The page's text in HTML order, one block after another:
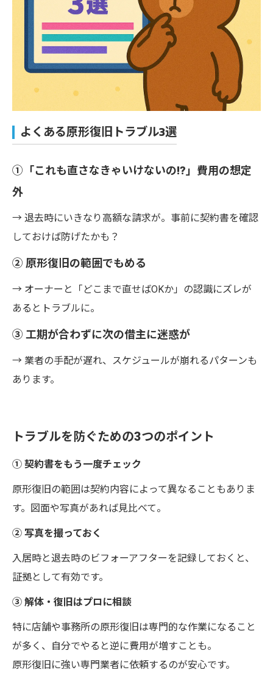
よくある原形復旧トラブル3選
①「これも直さなきゃいけないの!?」費用の想定
外
→ 退去時にいきなり高額な請求が。事前に契約書を確認
しておけば防げたかも？
② 原形復旧の範囲でもめる
→ オーナーと「どこまで直せばOKか」の認識にズレが
あるとトラブルに。
③ 工期が合わずに次の借主に迷惑が
→ 業者の手配が遅れ、スケジュールが崩れるパターンも
あります。
トラブルを防ぐための3つのポイント
① 契約書をもう一度チェック
原形復旧の範囲は契約内容によって異なることもありま
す。図面や写真があれば見比べて。
② 写真を撮っておく
入居時と退去時のビフォーアフターを記録しておくと、
証拠として有効です。
③ 解体・復旧はプロに相談
特に店舗や事務所の原形復旧は専門的な作業になること
が多く、自分でやると逆に費用が増すことも。
原形復旧に強い専門業者に依頼するのが安心です。